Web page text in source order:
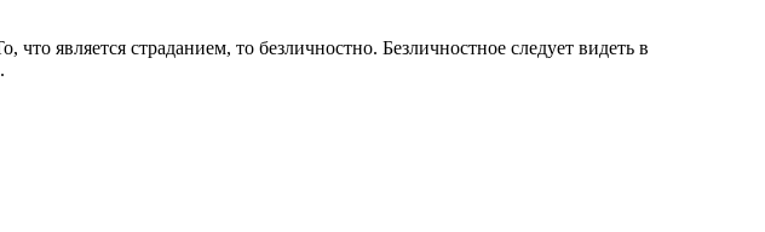
является страданием, то безличностно. Безличностное следует видеть в